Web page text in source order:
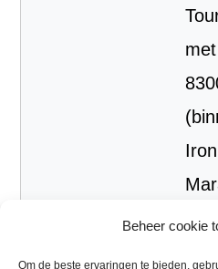
Beheer cookie
Om de beste ervaringen te bieden,